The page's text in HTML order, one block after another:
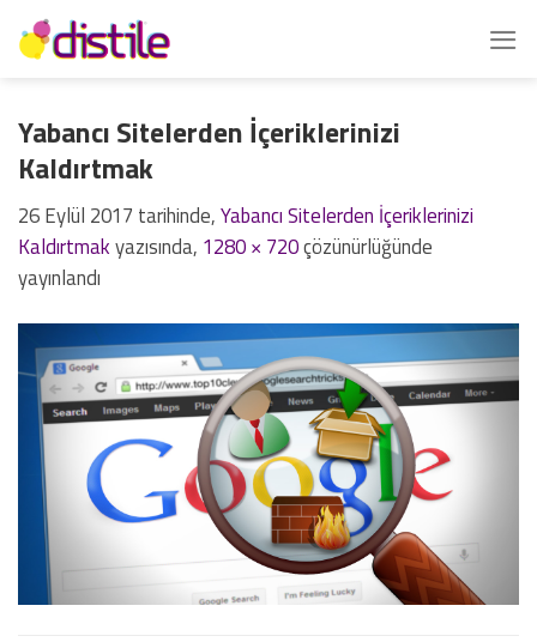
İçeriğe
atla
Yabancı Sitelerden İçeriklerinizi
Kaldırtmak
26 Eylül 2017 tarihinde,Yabancı Sitelerden İçeriklerinizi
Kaldırtmakyazısında, 1280 × 720çözünürlüğünde
yayınlandı